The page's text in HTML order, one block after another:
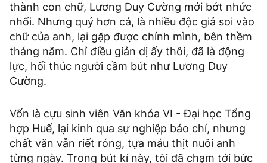
thành con chữ, Lương Duy Cường mới bớt nhức
nhối. Nhưng quý hơn cả, là nhiều độc giả soi vào
chữ của anh, lại gặp được chính mình, bên thềm
tháng năm. Chỉ điều giản dị ấy thôi, đã là động
lực, hối thúc người cầm bút như Lương Duy
Cường.
Vốn là cựu sinh viên Văn khóa VI - Đại học Tổng
hợp Huế, lại kinh qua sự nghiệp báo chí, nhưng
chất văn vẫn riết róng, tựa máu thịt nuôi anh
từng ngày. Trong bút kí này, tôi đã chạm tới bức